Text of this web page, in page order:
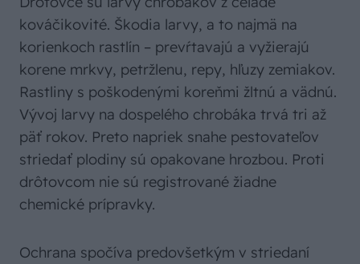
kováčikovité. Škodia larvy, a to najmä na
korienkoch rastlín – prevŕtavajú a vyžierajú
korene mrkvy, petržlenu, repy, hľuzy zemiakov.
Rastliny s poškodenými koreňmi žltnú a vädnú.
Vývoj larvy na dospelého chrobáka trvá tri až
päť rokov. Preto napriek snahe pestovateľov
striedať plodiny sú opakovane hrozbou. Proti
drôtovcom nie sú registrované žiadne
chemické prípravky.
Ochrana spočíva predovšetkým v striedaní